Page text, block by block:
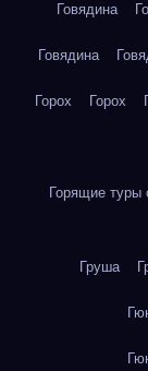
Говядина
Говядина
Горох Горох
Горящие туры
Груша